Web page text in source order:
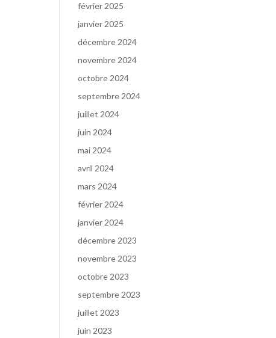
février 2025
janvier 2025
décembre 2024
novembre 2024
octobre 2024
septembre 2024
juillet 2024
juin 2024
mai 2024
avril 2024
mars 2024
février 2024
janvier 2024
décembre 2023
novembre 2023
octobre 2023
septembre 2023
juillet 2023
juin 2023